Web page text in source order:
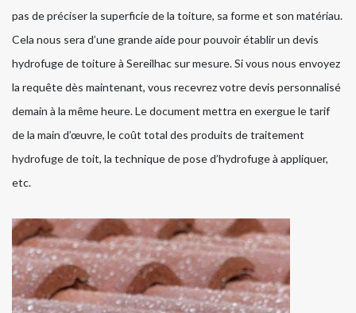
pas de préciser la superficie de la toiture, sa forme et son matériau.
Cela nous sera d’une grande aide pour pouvoir établir un devis
hydrofuge de toiture à Sereilhac sur mesure. Si vous nous envoyez
la requête dès maintenant, vous recevrez votre devis personnalisé
demain à la même heure. Le document mettra en exergue le tarif
de la main d’œuvre, le coût total des produits de traitement
hydrofuge de toit, la technique de pose d’hydrofuge à appliquer,
etc.